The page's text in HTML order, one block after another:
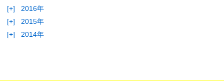
[+]
2016年
[+]
2015年
[+]
2014年